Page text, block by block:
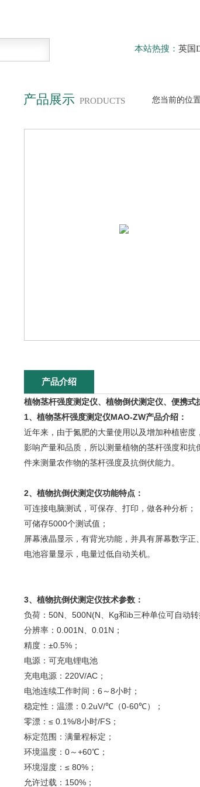
本站热搜： 英国
产品展示 PRODUCTS 您当前的位置
产品介绍
植物茎杆强度测定仪、植物倒伏测定仪、便携
1、 植物茎杆强度测定仪MAO-ZW产品介绍：
近年来，由于氮肥的大量使用以及增加种植密
影响产量和品质，所以测量植物的茎杆强度和
件来测量农作物的茎杆强度及抗倒伏能力。
2、 植物抗倒伏测定仪功能特点：
可连接电脑测试，可保存、打印，做各种分析；
可储存5000个测试值；
屏幕液晶显示，有背光功能，并具有屏幕数字正
电池容量显示，电量过低自动关机。
3、 植物抗倒伏测定仪技术参数：
负荷：50N、500N(N、Kg和ib三种单位可自动转
分辨率：0.001N、0.01N；
精度：±0.5%；
电源：可充电锂电池
充电电源：220V/AC；
电池连续工作时间：6～8小时；
稳定性：温漂：0.2uV/℃（0-60℃）；
零漂：≤ 0.1%/8小时/FS；
标定范围：满量程标定；
环境温度：0～+60℃；
环境湿度：≤ 80%；
允许过载：150%；